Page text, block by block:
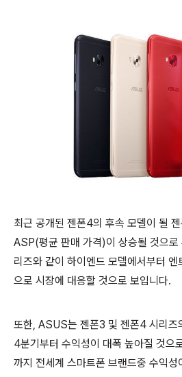
최근 공개된 젠폰4의 후속 모델이 될
ASP(평균 판매 가격)이 상승될 것으로
리즈와 같이 하이엔드 모델에서부터 엔
으로 시장에 대응할 것으로 보입니다.
또한, ASUS는 젠폰3 및 젠폰4 시리즈
4분기부터 수익성이 대폭 높아질 것으
까지 전세계 스마트폰 브랜드중 수익성